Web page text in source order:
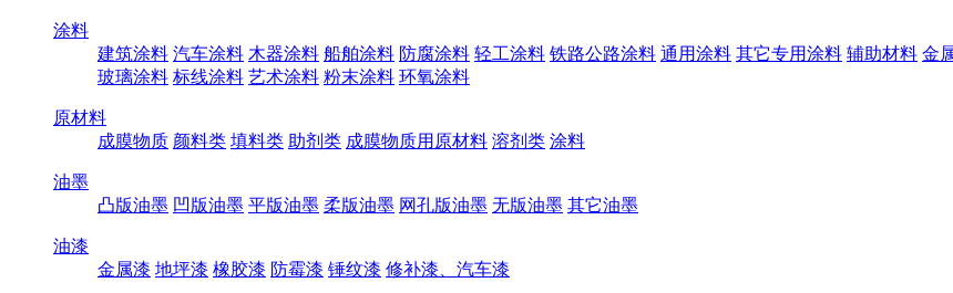
涂料
建筑涂料 汽车涂料 木器涂料 船舶涂料 防腐涂料 轻工涂料 铁路公路涂料 通用涂料 其它专用涂料 辅助材料 金
玻璃涂料 标线涂料 艺术涂料 粉末涂料 环氧涂料
原材料
成膜物质 颜料类 填料类 助剂类 成膜物质用原材料 溶剂类 涂料
油墨
凸版油墨 凹版油墨 平版油墨 柔版油墨 网孔版油墨 无版油墨 其它油墨
油漆
金属漆 地坪漆 橡胶漆 防霉漆 锤纹漆 修补漆、汽车漆